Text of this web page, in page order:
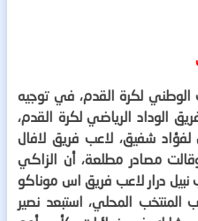
الوطني لكرة القدم، في توجيه
الوداد الرياضي لكرة القدم،
شفيق، لاعب فريق لافال
مصادر مطلعة، أن الزاكي
درار لاعب فريق اس موناكو
المحلي، استبعد نصير